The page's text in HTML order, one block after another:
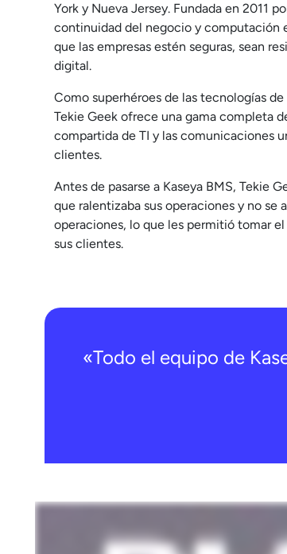
York y Nueva Jersey. Fundada en 2011
continuidad del negocio y computación
que las empresas estén seguras, sean
digital.
Como superhéroes de las tecnologías
Tekie Geek ofrece una gama completa
compartida de TI y las comunicaciones
clientes.
Antes de pasarse a Kaseya BMS, Tekie
que ralentizaba sus operaciones y no
operaciones, lo que les permitió tomar
sus clientes.
«Todo el equipo de